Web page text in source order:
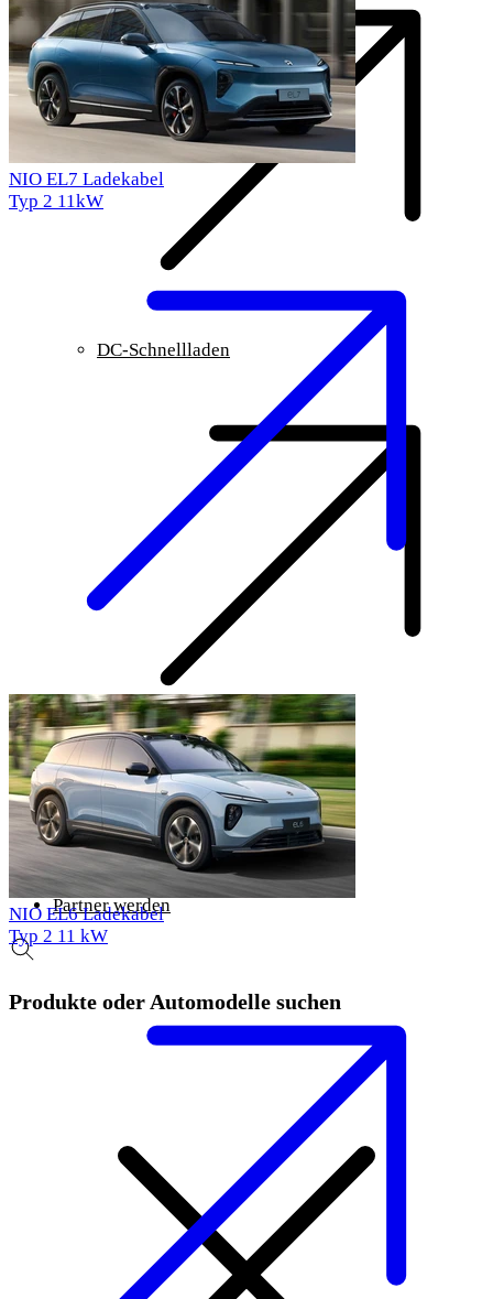
DC-Schnellladen
3 Jahre Garantie
100 Tage problemlose Rückgabe
Kostenloser Versand
News
Über Voldt®
Partner werden
Produkte oder Automodelle suchen
NIO EL7 Ladekabel
Typ 2 11kW
NIO EL6 Ladekabel
Typ 2 11 kW